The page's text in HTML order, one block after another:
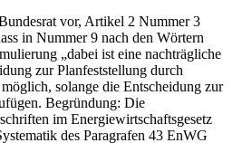
vor, Artikel 2 Nummer 3
in Nummer 9 nach den Wörtern
„dabei ist eine nachträgliche
zur Planfeststellung durch
solange die Entscheidung zur
Begründung: Die
im Energiewirtschaftsgesetz
des Paragrafen 43 EnWG